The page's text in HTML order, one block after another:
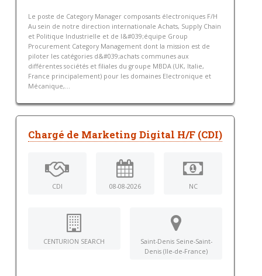
Le poste de Category Manager composants électroniques F/H
Au sein de notre direction internationale Achats, Supply Chain
et Politique Industrielle et de l&#039;équipe Group
Procurement Category Management dont la mission est de
piloter les catégories d&#039;achats communes aux
différentes sociétés et filiales du groupe MBDA (UK, Italie,
France principalement) pour les domaines Electronique et
Mécanique,...
Chargé de Marketing Digital H/F (CDI)
CDI 08-08-2026 NC
CENTURION SEARCH
Saint-Denis Seine-Saint-
Denis (Ile-de-France)